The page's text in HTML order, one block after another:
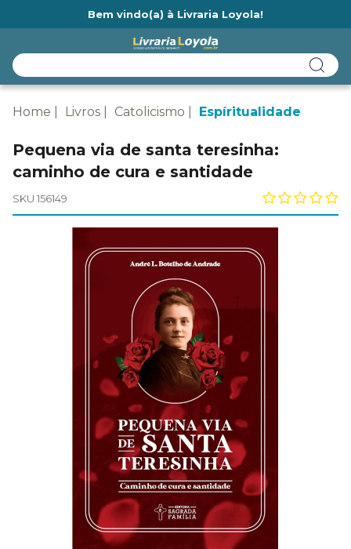
Bem vindo(a) à Livraria Loyola!
Home Livros Catolicismo Espíritualidade
Pequena via de santa teresinha:
caminho de cura e santidade
SKU 156149